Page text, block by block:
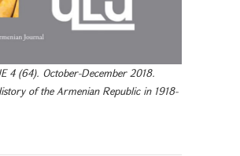
4 (64). October-December 2018.
of the Armenian Republic in 1918-